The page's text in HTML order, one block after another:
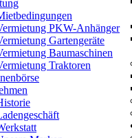
PKW-Anhänger
Gartengeräte
Baumaschinen
Traktoren